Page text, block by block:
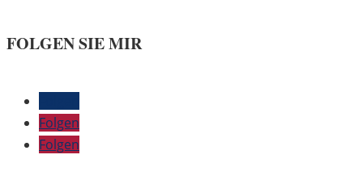
FOLGEN SIE MIR
Folgen
Folgen